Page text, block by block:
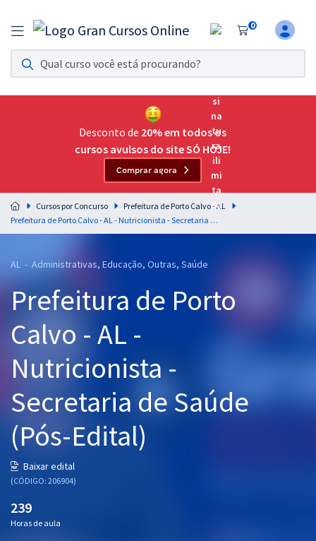
0
Assinatura Ilimitada 11
Acesso a todos os cursos. Teste grátis por 7 dias!
Assinatura OAB Até Passar
Acesso ilimitado a toda preparação para o Exame da
Residências Multiprofissionais
Preparação completa e intensiva para as principais
residências em saúde do Brasil
Cursos 20% OFF
Pós
Graduação
OAB
Mentorias
Questões grátis
Blog
Desconto de 20% em todos os
cursos avulsos do site SÓ HOJE!
Comprar agora
Cursos por Concurso
Prefeitura de Porto Calvo - AL
Prefeitura de Porto Calvo - AL - Nutricionista - Secretaria de Saúde (Pós-Edital)
AL - Administrativas, Educação, Outras, Saúde
Prefeitura de Porto
Calvo - AL -
Nutricionista -
Secretaria de Saúde
(Pós-Edital)
Baixar edital
(CÓDIGO: 206904)
239
Horas de aula